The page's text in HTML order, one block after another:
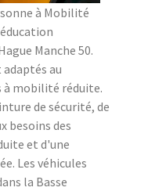
à Mobilité
Manche 50.
adaptés au
à mobilité réduite.
de sécurité, de
besoins des
et d'une
Les véhicules
la Basse